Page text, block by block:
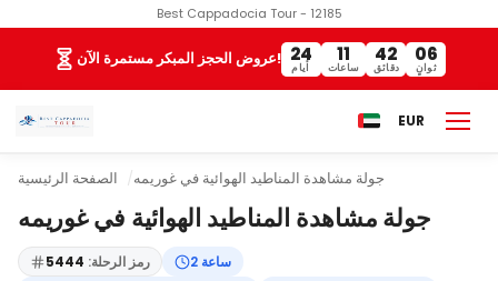
Best Cappadocia Tour - 12185
عروض الحجز المبكر مستمرة الآن! 24
أيام
11
ساعات
42
دقائق
06
ثوانٍ
EUR
الصفحة الرئيسية جولة مشاهدة المناطيد الهوائية في غوريمه
جولة مشاهدة المناطيد الهوائية في غوريمه
رمز الرحلة: 5444
2 ساعة